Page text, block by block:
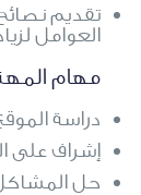
تقديم
العوامل
مهام
دراسة
إشراف على
حل المشاكل